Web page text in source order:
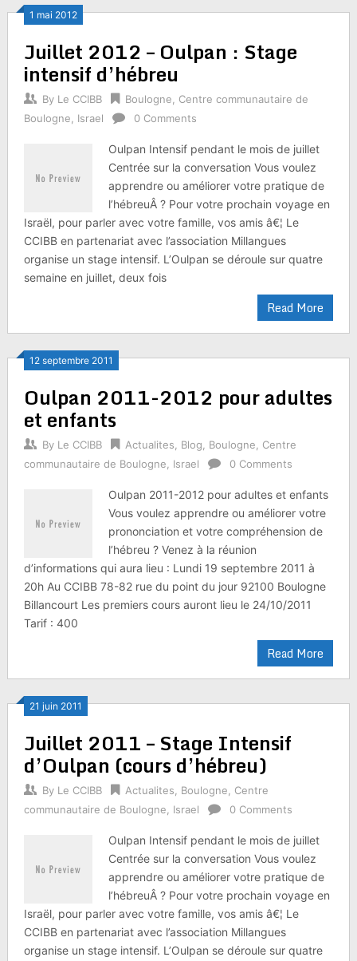
1 mai 2012
Juillet 2012 – Oulpan : Stage
intensif d’hébreu
By Le CCIBB Boulogne
Centre communautaire de
Boulogne
Israel 0 Comments
Oulpan Intensif pendant le mois de juillet
Centrée sur la conversation Vous voulez
apprendre ou améliorer votre pratique de
l’hébreuÂ ? Pour votre prochain voyage en
Israël, pour parler avec votre famille, vos amis â€¦ Le
CCIBB en partenariat avec l’association Millangues
organise un stage intensif. L’Oulpan se déroule sur quatre
semaine en juillet, deux fois
Read More
12 septembre 2011
Oulpan 2011-2012 pour adultes
et enfants
By Le CCIBB Actualites Blog Boulogne
Centre
communautaire de Boulogne
Israel 0 Comments
Oulpan 2011-2012 pour adultes et enfants
Vous voulez apprendre ou améliorer votre
prononciation et votre compréhension de
l’hébreu ? Venez à la réunion
d’informations qui aura lieu : Lundi 19 septembre 2011 à
20h Au CCIBB 78-82 rue du point du jour 92100 Boulogne
Billancourt Les premiers cours auront lieu le 24/10/2011
Tarif : 400
Read More
21 juin 2011
Juillet 2011 – Stage Intensif
d’Oulpan (cours d’hébreu)
By Le CCIBB Actualites Boulogne
Centre
communautaire de Boulogne
Israel 0 Comments
Oulpan Intensif pendant le mois de juillet
Centrée sur la conversation Vous voulez
apprendre ou améliorer votre pratique de
l’hébreuÂ ? Pour votre prochain voyage en
Israël, pour parler avec votre famille, vos amis â€¦ Le
CCIBB en partenariat avec l’association Millangues
organise un stage intensif. L’Oulpan se déroule sur quatre